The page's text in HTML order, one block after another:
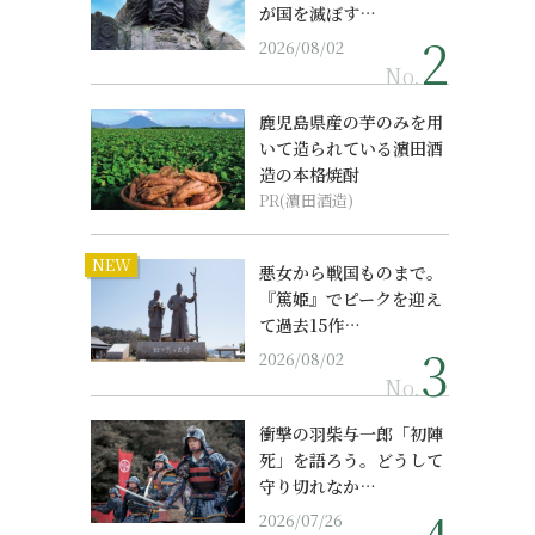
が国を滅ぼす…
2026/08/02
No.
鹿児島県産の芋のみを用
いて造られている濵田酒
造の本格焼酎
PR(濵田酒造)
NEW
悪女から戦国ものまで。
『篤姫』でピークを迎え
て過去15作…
2026/08/02
No.
衝撃の羽柴与一郎「初陣
死」を語ろう。どうして
守り切れなか…
2026/07/26